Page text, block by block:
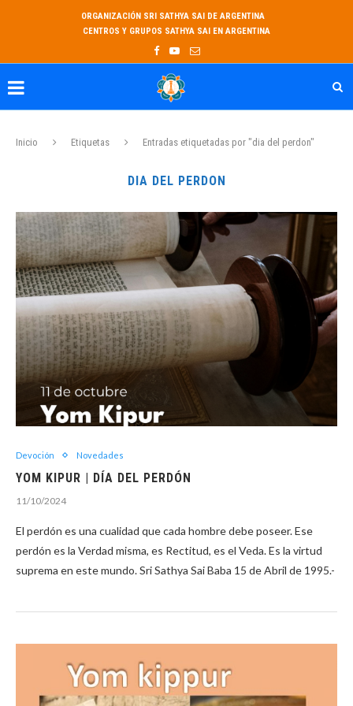
ORGANIZACIÓN SRI SATHYA SAI DE ARGENTINA
CENTROS Y GRUPOS SATHYA SAI EN ARGENTINA
Inicio Etiquetas Entradas etiquetadas por "dia del perdon"
DIA DEL PERDON
Devoción Novedades
YOM KIPUR | DÍA DEL PERDÓN
11/10/2024
El perdón es una cualidad que cada hombre debe poseer. Ese
perdón es la Verdad misma, es Rectitud, es el Veda. Es la virtud
suprema en este mundo. Sri Sathya Sai Baba 15 de Abril de 1995.-